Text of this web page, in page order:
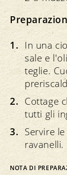
In una
sale e
teglie.
Cottage
tutti gli
Servire
ravanelli.
NOTA DI